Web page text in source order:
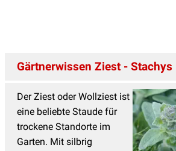
Lilientraube(3)
Lungenkraut(8)
Malven(5)
Gärtnerwissen Ziest - Stachys
Der Ziest oder Wollziest ist
eine beliebte Staude für
trockene Standorte im
Garten. Mit silbrig